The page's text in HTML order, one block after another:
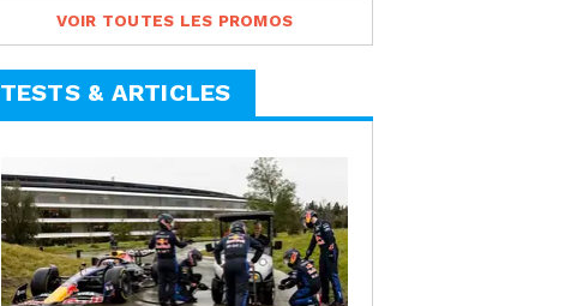
VOIR TOUTES LES PROMOS
TESTS & ARTICLES